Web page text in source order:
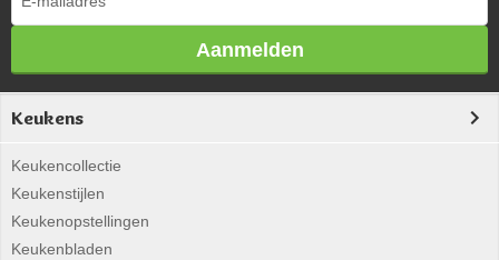
Aanmelden
Keukens
Keukencollectie
Keukenstijlen
Keukenopstellingen
Keukenbladen